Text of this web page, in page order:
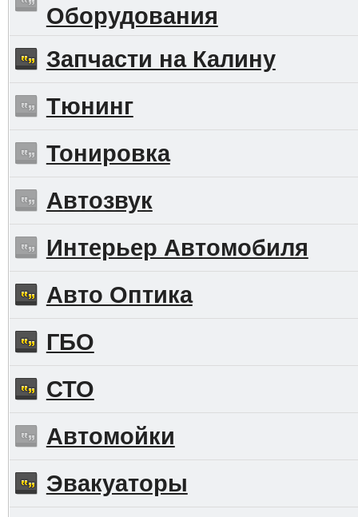
Оборудования
Запчасти на Калину
Тюнинг
Тонировка
Автозвук
Интерьер Автомобиля
Авто Оптика
ГБО
СТО
Автомойки
Эвакуаторы